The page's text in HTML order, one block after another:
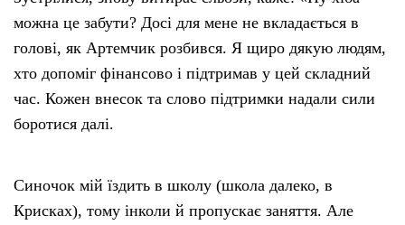
можна це забути? Досі для мене не вкладається в
голові, як Артемчик розбився. Я щиро дякую людям,
хто допоміг фінансово і підтримав у цей складний
час. Кожен внесок та слово підтримки надали сили
боротися далі.
Синочок мій їздить в школу (школа далеко, в
Крисках), тому інколи й пропускає заняття. Але